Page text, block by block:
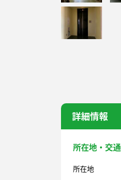
詳細情報
所在地・交通
所在地